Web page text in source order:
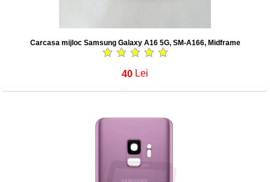
Carcasa mijloc Samsung Galaxy A16 5G, SM-A166, Midframe
40 Lei